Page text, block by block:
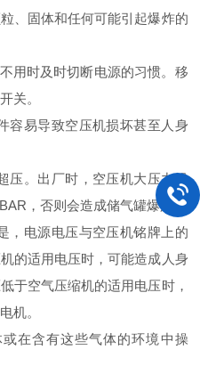
、固体和任何可能引起爆炸的
时及时切断电源的习惯。移
关。
易导致空压机损坏甚至人身
。出厂时，空压机大压力设
，否则会造成储气罐爆炸。
电源电压与空压机铭牌上的
的适用电压时，可能造成人身
于空气压缩机的适用电压时，
机。
在含有这些气体的环境中操